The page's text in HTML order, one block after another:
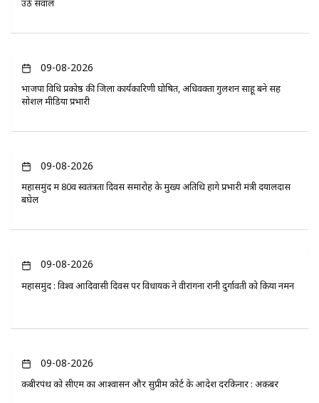
उठे सवाल
09-08-2026
भाजपा विधि प्रकोष्ठ की जिला कार्यकारिणी घोषित, अधिवक्ता गुलशन साहू बने सह
सोशल मीडिया प्रभारी
09-08-2026
महासमुंद में 80वें स्वतंत्रता दिवस समारोह के मुख्य अतिथि होंगे प्रभारी मंत्री दयालदास
बघेल
09-08-2026
महासमुंद : विश्व आदिवासी दिवस पर विधायक ने वीरांगना रानी दुर्गावती को किया नमन
09-08-2026
कबीरपंथ को सीएम का आश्वासन और सुप्रीम कोर्ट के आदेश दरकिनार : अकबर